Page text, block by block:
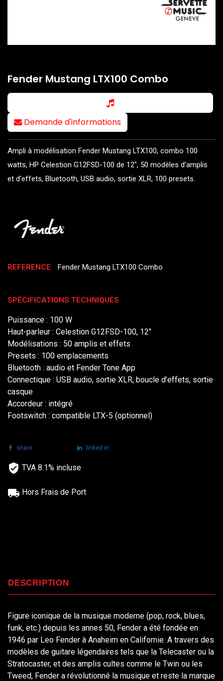
Fender Mustang LTX100 Combo
Demande d'informations
Ampli à modélisation Fender Mustang LTX100, combo 100
watts, HP Celestion G12FSD-100 de 12", 50 modèles d’amplis
et d’effets, Bluetooth, USB audio, sortie XLR, 100 presets.
REFERENCE Fender Mustang LTX100 Combo
SPÉCIFICATIONS TECHNIQUES
Puissance : 100 W
Haut-parleur : Celestion G12FSD-100, 12"
Modélisations : 50 amplis et effets
Presets : 100 emplacements
Bluetooth : audio et Fender Tone App
Connectique : USB audio, sortie XLR, boucle d’effets, sortie
casque
Accordeur : intégré
Footswitch : compatible LTX-5 (optionnel)
share linked in
TVA 8.1% incluse
Hors Frais de Port
DESCRIPTION
Figure iconique de la musique moderne (pop, rock, blues,
funk, etc.) depuis les annes 50, Fender a été fondée en
1946 par Leo Fender à Anaheim en Californie. A travers des
modèles de guitare légendaires tels que la Telecaster ou la
Stratocaster, et des amplis cultes comme le Twin ou les
Tweed, Fender a révolutionné la musique et reste la marque